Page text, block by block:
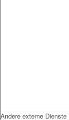
Andere externe Dienste